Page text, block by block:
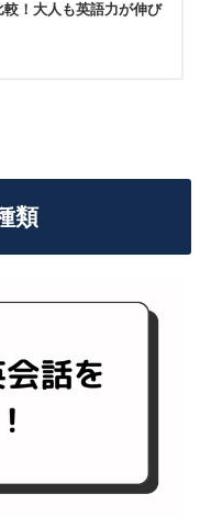
！大人も英語力が伸び
類